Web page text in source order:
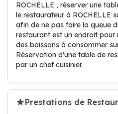
ROCHELLE , réserver une
le restaurateur à ROCHELLE
afin de ne pas faire la queue
restaurant est un endroit
des boissons à consommer
Réservation d’une table de
par un chef cuisinier.
Prestations de